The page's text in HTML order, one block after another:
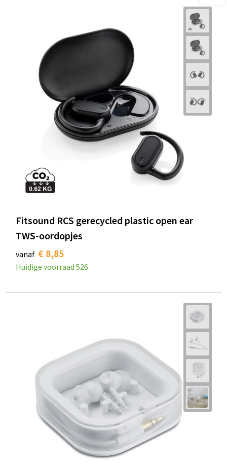
Fitsound RCS gerecycled plastic open ear
TWS-oordopjes
vanaf € 8,85
Huidige voorraad 526